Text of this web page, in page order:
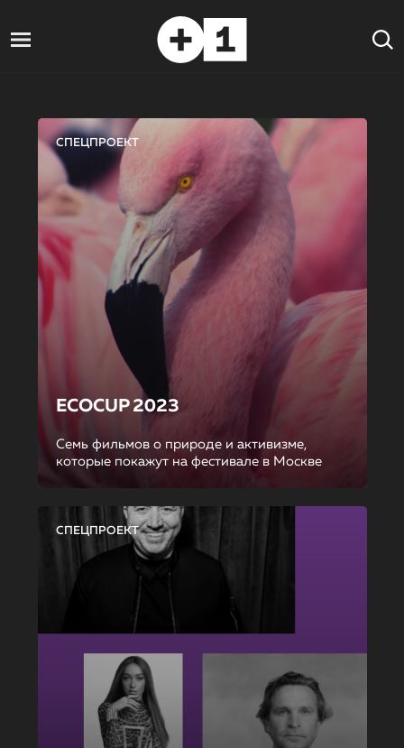
СПЕЦПРОЕКТ
ECOCUP 2023
Семь фильмов о природе и активизме,
которые покажут на фестивале в Москве
СПЕЦПРОЕКТ